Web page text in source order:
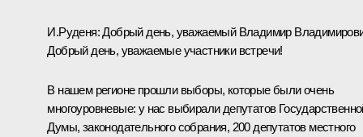
И.Руденя:Добрый день, уважаемый Владимир
Добрый день, уважаемые участники встречи!
В нашем регионе прошли выборы, которые были очень
многоуровневые: у нас выбирали депутатов
Думы, законодательного собрания, 200 депутатов местного